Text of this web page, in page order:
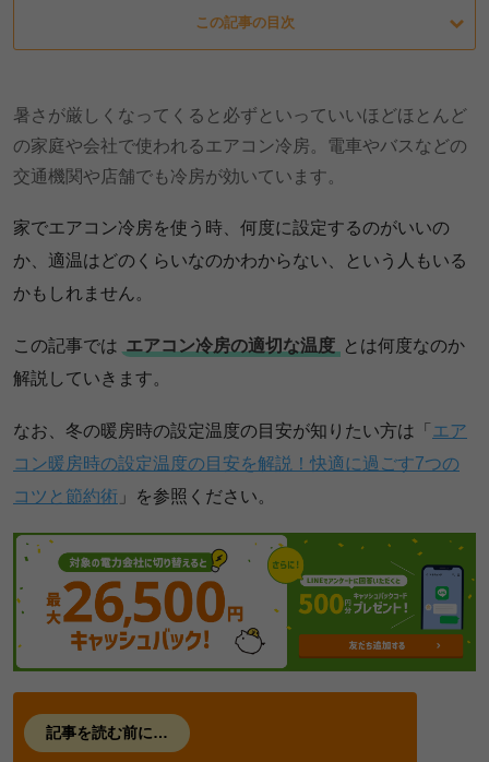
この記事の目次
暑さが厳しくなってくると必ずといっていいほどほとんど
の家庭や会社で使われるエアコン冷房。電車やバスなどの
交通機関や店舗でも冷房が効いています。
家でエアコン冷房を使う時、何度に設定するのがいいの
か、適温はどのくらいなのかわからない、という人もいる
かもしれません。
この記事では エアコン冷房の適切な温度 とは何度なのか
解説していきます。
なお、冬の暖房時の設定温度の目安が知りたい方は「 エア
コン暖房時の設定温度の目安を解説！快適に過ごす7つの
コツと節約術 」を参照ください。
記事を読む前に…